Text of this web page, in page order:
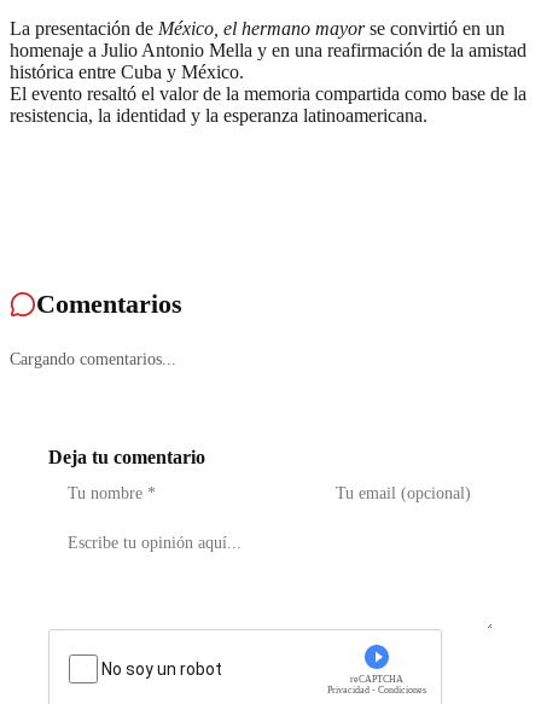
La presentación de México, el hermano mayorse convirtió en un
homenaje a Julio Antonio Mella y en una reafirmación de la amistad
histórica entre Cuba y México.
El evento resaltó el valor de la memoria compartida como base de la
resistencia, la identidad y la esperanza latinoamericana.
Comentarios
Cargando comentarios...
Deja tu comentario
No soy un robot
reCAPTCHA
Privacidad - Condiciones